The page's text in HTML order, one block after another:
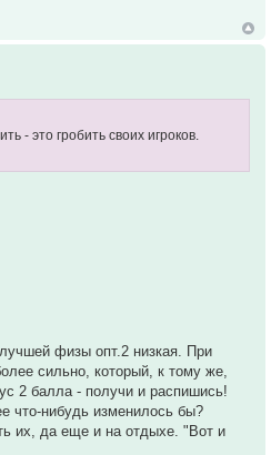
- это гробить своих игроков.
физы опт.2 низкая. При
сильно, который, к тому же,
2 балла - получи и распишись!
что-нибудь изменилось бы?
их, да еще и на отдыхе. "Вот и